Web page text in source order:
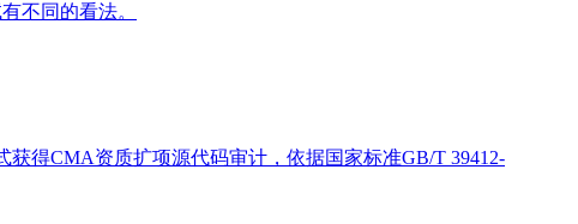
不同的看法。
得CMA资质扩项源代码审计，依据国家标准GB/T 39412-